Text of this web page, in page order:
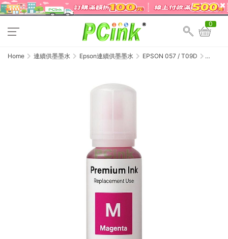
0
Home 連續供墨墨水 Epson連續供墨墨水
EPSON 057 / T09D